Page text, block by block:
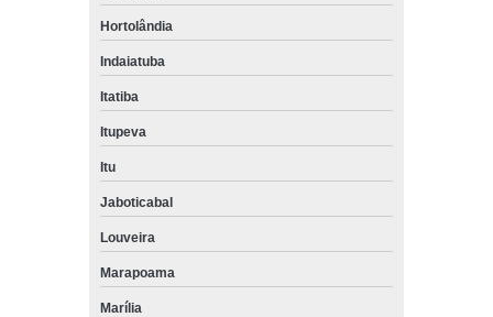
Hortolândia
Indaiatuba
Itatiba
Itupeva
Itu
Jaboticabal
Louveira
Marapoama
Marília